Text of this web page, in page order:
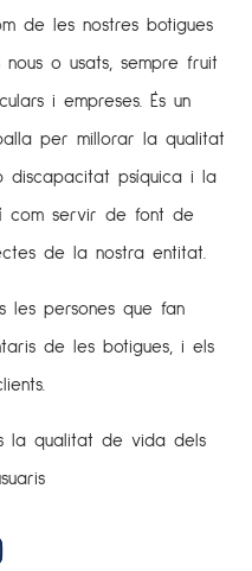
de les nostres botigues
o usats, sempre fruit
i empreses. És un
per millorar la qualitat
discapacitat psíquica i la
com servir de font de
de la nostra entitat.
les persones que fan
de les botigues, i els
la qualitat de vida dels